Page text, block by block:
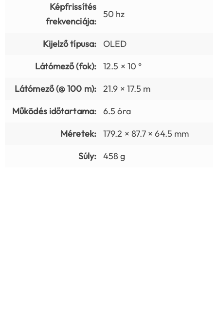
Képfrissítés
frekvenciája:
50 hz
Kijelző típusa:
OLED
Látómező (fok):
12.5 × 10 °
Látómező (@ 100 m):
21.9 × 17.5 m
Működés időtartama:
6.5 óra
Méretek:
179.2 × 87.7 × 64.5 mm
Súly:
458 g